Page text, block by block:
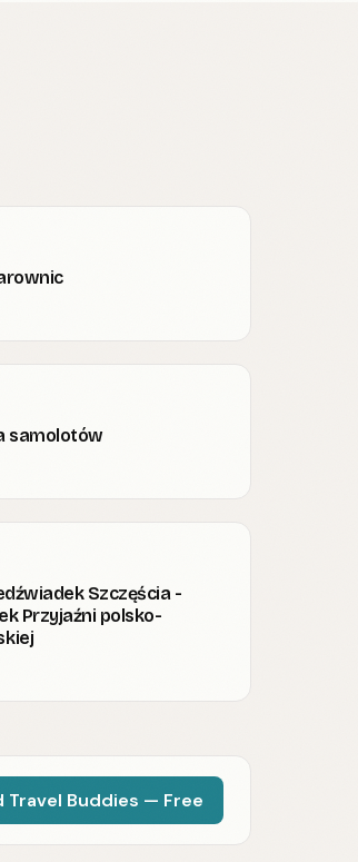
samolotów
Szczęścia -
Przyjaźni polsko-
Travel Buddies — Free